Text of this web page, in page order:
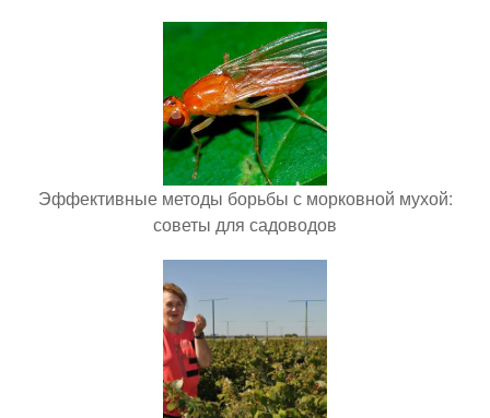
Эффективные методы борьбы с морковной мухой:
советы для садоводов